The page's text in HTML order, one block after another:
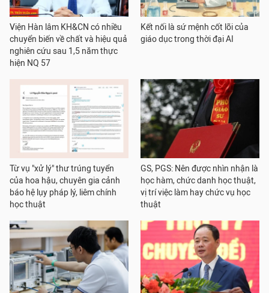
Viện Hàn lâm KH&CN có nhiều
chuyển biến về chất và hiệu quả
nghiên cứu sau 1,5 năm thực
hiện NQ 57
Kết nối là sứ mệnh cốt lõi của
giáo dục trong thời đại AI
Từ vụ "xử lý" thư trúng tuyển
của hoa hậu, chuyên gia cảnh
báo hệ lụy pháp lý, liêm chính
học thuật
GS, PGS: Nên được nhìn nhận là
học hàm, chức danh học thuật,
vị trí việc làm hay chức vụ học
thuật